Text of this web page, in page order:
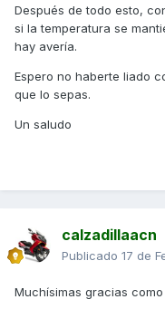
Después de todo esto,
si la temperatura se
hay avería.
Espero no haberte liado
que lo sepas.
Un saludo
calzadillaacn
Publicado 17 de
Muchísimas gracias